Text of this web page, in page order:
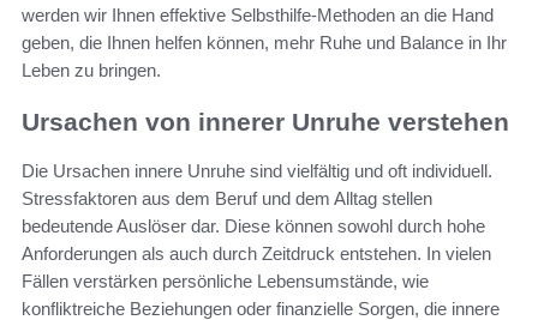
werden wir Ihnen effektive Selbsthilfe-Methoden an die Hand
geben, die Ihnen helfen können, mehr Ruhe und Balance in Ihr
Leben zu bringen.
Ursachen von innerer Unruhe verstehen
Die Ursachen innere Unruhe sind vielfältig und oft individuell.
Stressfaktoren aus dem Beruf und dem Alltag stellen
bedeutende Auslöser dar. Diese können sowohl durch hohe
Anforderungen als auch durch Zeitdruck entstehen. In vielen
Fällen verstärken persönliche Lebensumstände, wie
konfliktreiche Beziehungen oder finanzielle Sorgen, die innere